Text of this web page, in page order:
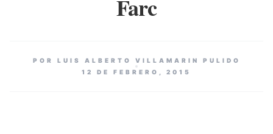
Farc
POR LUIS ALBERTO VILLAMARIN PULIDO
12 DE FEBRERO, 2015